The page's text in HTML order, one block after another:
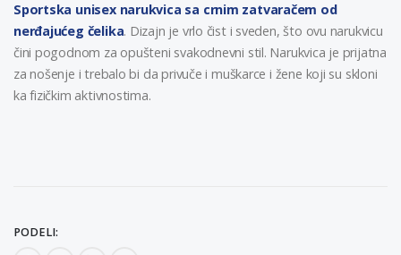
Sportska unisex narukvica sa crnim zatvaračem od
nerđajućeg čelika. Dizajn je vrlo čist i sveden, što ovu narukvicu
čini pogodnom za opušteni svakodnevni stil. Narukvica je prijatna
za nošenje i trebalo bi da privuče i muškarce i žene koji su skloni
ka fizičkim aktivnostima.
PODELI: